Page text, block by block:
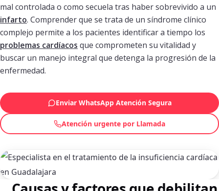
mal controlada o como secuela tras haber sobrevivido a un
infarto. Comprender que se trata de un síndrome clínico
complejo permite a los pacientes identificar a tiempo los
problemas cardíacos que comprometen su vitalidad y
buscar un manejo integral que detenga la progresión de la
enfermedad.
Enviar WhatsApp Atención Segura
Atención urgente por Llamada